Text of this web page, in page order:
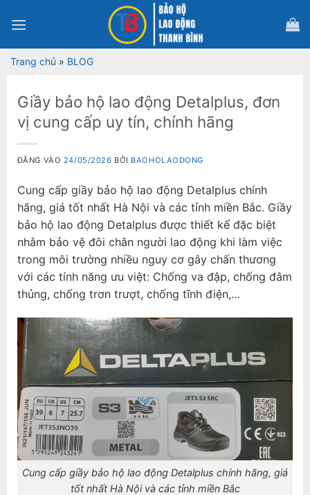
qua
dungTrang chủ » BLOG
Giầy bảo hộ lao động Detalplus, đơn
vị cung cấp uy tín, chính hãng
ĐĂNG VÀO 24/05/2026 BỞI BAOHOLAODONG
Cung cấp giầy bảo hộ lao động Detalplus chính
hãng, giá tốt nhất Hà Nội và các tỉnh miền Bắc. Giầy
bảo hộ lao động Detalplus được thiết kế đặc biệt
nhằm bảo vệ đôi chân người lao động khi làm việc
trong môi trường nhiều nguy cơ gây chấn thương
với các tính năng ưu việt: Chống va đập, chống đâm
thủng, chống trơn trượt, chống tĩnh điện,…
Cung cấp giầy bảo hộ lao động Detalplus chính hãng, giá
tốt nhất Hà Nội và các tỉnh miền Bắc